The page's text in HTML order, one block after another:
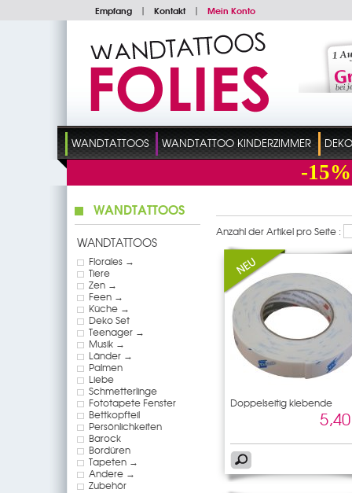
Empfang | Kontakt | Mein Konto
WANDTATTOOS WANDTATTOO KINDERZIMMER
-15%
WANDTATTOOS
WANDTATTOOS
Florales →
Tiere
Zen →
Feen →
Küche →
Deko Set
Teenager →
Musik →
Länder →
Palmen
Liebe
Schmetterlinge
Fototapete Fenster
Bettkopfteil
Persönlichkeiten
Barock
Bordüren
Tapeten →
Andere →
Zubehör
Anzahl der Artikel pro Seite :
Doppelseitig klebende